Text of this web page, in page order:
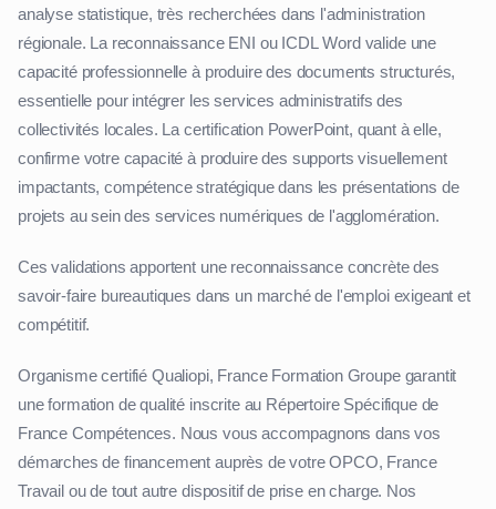
analyse statistique, très recherchées dans l'administration
régionale. La reconnaissance ENI ou ICDL Word valide une
capacité professionnelle à produire des documents structurés,
essentielle pour intégrer les services administratifs des
collectivités locales. La certification PowerPoint, quant à elle,
confirme votre capacité à produire des supports visuellement
impactants, compétence stratégique dans les présentations de
projets au sein des services numériques de l'agglomération.
Ces validations apportent une reconnaissance concrète des
savoir-faire bureautiques dans un marché de l'emploi exigeant et
compétitif.
Organisme certifié Qualiopi, France Formation Groupe garantit
une formation de qualité inscrite au Répertoire Spécifique de
France Compétences. Nous vous accompagnons dans vos
démarches de financement auprès de votre OPCO, France
Travail ou de tout autre dispositif de prise en charge. Nos